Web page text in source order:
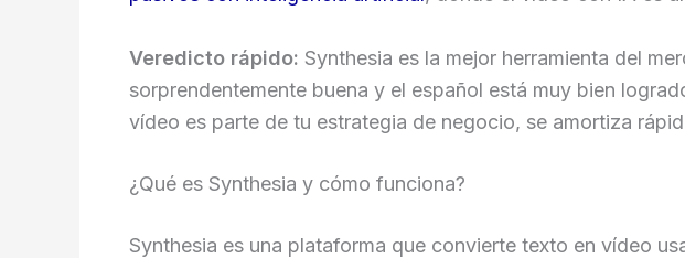
Veredicto rápido: Synthesia es la mejor herramienta del
sorprendentemente buena y el español está muy bien
vídeo es parte de tu estrategia de negocio, se amortiza
¿Qué es Synthesia y cómo funciona?
Synthesia es una plataforma que convierte texto en vídeo